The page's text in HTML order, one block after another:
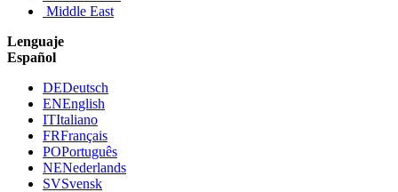
Middle East
Lenguaje
Español
DEDeutsch
ENEnglish
ITItaliano
FRFrançais
POPortuguês
NENederlands
SVSvensk